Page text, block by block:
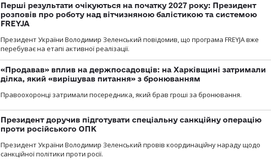
Перші результати очікуються на початку 2027 року: Президент
розповів про роботу над вітчизняною балістикою та системою
FREYJA
Президент України Володимир Зеленський повідомив, що програма FREYJA вже
перебуває на етапі активної реалізації.
«Продавав» вплив на держпосадовців: на Харківщині затримали
ділка, який «вирішував питання» з бронюванням
Правоохоронці затримали посередника, який брав гроші за бронювання.
Президент доручив підготувати спеціальну санкційну операцію
проти російського ОПК
Президент України Володимир Зеленський провів координаційну нараду щодо
санкційної політики проти росії.